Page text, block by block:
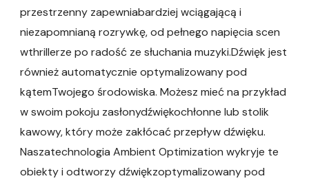
przestrzenny zapewniabardziej wciągającą i
niezapomnianą rozrywkę, od pełnego napięcia scen
wthrillerze po radość ze słuchania muzyki.Dźwięk jest
również automatycznie optymalizowany pod
kątemTwojego środowiska. Możesz mieć na przykład
w swoim pokoju zasłonydźwiękochłonne lub stolik
kawowy, który może zakłócać przepływ dźwięku.
Naszatechnologia Ambient Optimization wykryje te
obiekty i odtworzy dźwiękzoptymalizowany pod